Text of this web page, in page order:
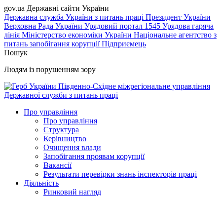
gov.ua Державні сайти України
Державна служба України з питань праці Президент України
Верховна Рада України Урядовий портал 1545 Урядова гаряча
лінія Міністерство економіки України Національне агентство з
питань запобігання корупціїПідприємець
Пошук
Людям із порушенням зору
Південно-Східне міжрегіональне управління
Державної служби з питань праці
Про управління
Про управління
Структура
Керівництво
Очищення влади
Запобігання проявам корупції
Вакансії
Результати перевірки знань інспекторів праці
Діяльність
Ринковий нагляд